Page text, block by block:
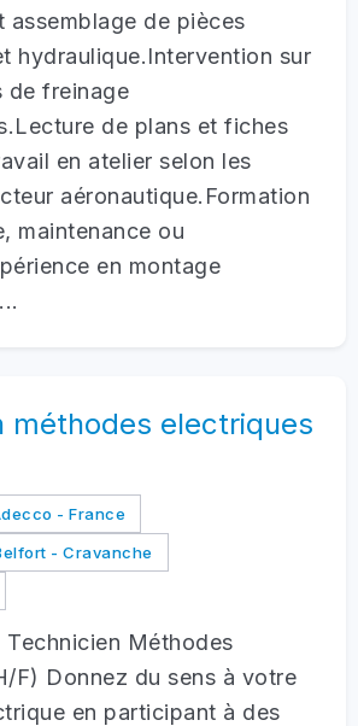
assemblage de pièces
hydraulique.Intervention sur
de freinage
de plans et fiches
en atelier selon les
aéronautique.Formation
maintenance ou
en montage
méthodes electriques
- France
- Cravanche
Technicien Méthodes
F) Donnez du sens à votre
en participant à des